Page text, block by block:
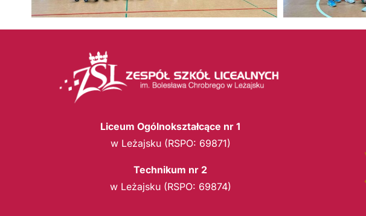
Liceum Ogólnokształcące nr 1
w Leżajsku (RSPO: 69871)
Technikum nr 2
w Leżajsku (RSPO: 69874)